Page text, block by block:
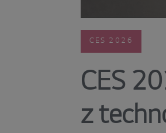
CES 2026
CES
z